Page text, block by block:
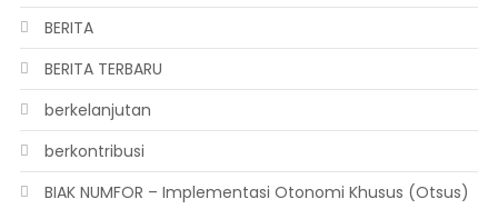
BERITA
BERITA TERBARU
berkelanjutan
berkontribusi
BIAK NUMFOR – Implementasi Otonomi Khusus (Otsus)